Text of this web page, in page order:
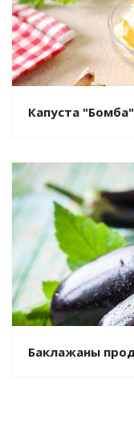
Капуста
Баклажаны